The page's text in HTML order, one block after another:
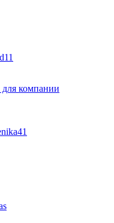
для компании